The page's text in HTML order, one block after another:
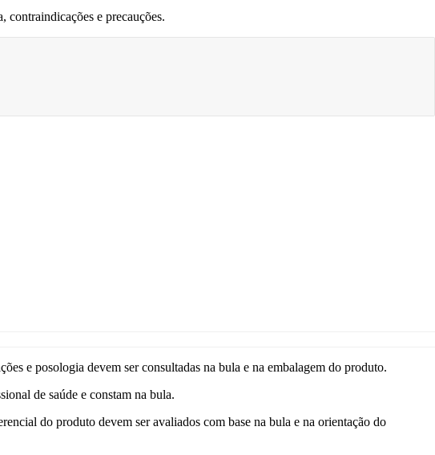
e precauções.
e posologia devem ser consultadas na bula e na embalagem do produto.
de saúde e constam na bula.
do produto devem ser avaliados com base na bula e na orientação do